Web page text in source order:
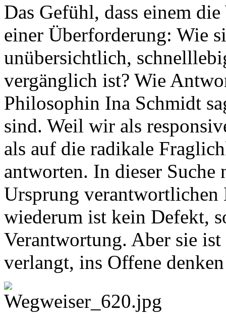
Das Gefühl, dass einem
einer Überforderung: Wie
unübersichtlich,
vergänglich ist? Wie
Philosophin Ina Schmidt
sind. Weil wir als
als auf die radikale
antworten. In dieser
Ursprung
wiederum ist kein Defekt,
Verantwortung. Aber sie
verlangt, ins Offene